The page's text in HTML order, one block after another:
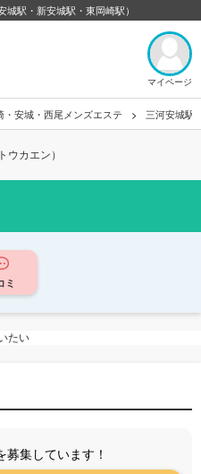
駅・新安城駅・東岡崎駅）
マイページ
・安城・西尾メンズエステ 三河安城駅
ミ
集しています！